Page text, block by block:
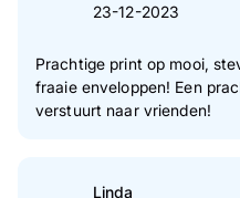
23-12-2023
Prachtige print op mooi,
fraaie enveloppen! Een
verstuurt naar vrienden!
Linda